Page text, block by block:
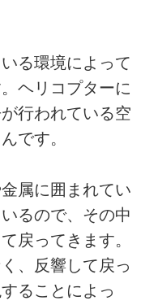
る環境によって
ヘリコプターに
行われている空
です。
属に囲まれてい
るので、その中
戻ってきます。
、反響して戻っ
ることによっ